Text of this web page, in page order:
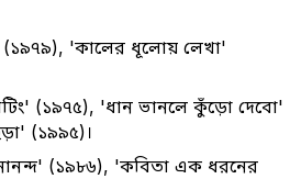
(১৯৭৯), 'কালের ধূলোয় লেখা'
(১৯৭৫), 'ধান ভানলে কুঁড়ো দেবো'
(১৯৯৫)।
(১৯৮৬), 'কবিতা এক ধরনের